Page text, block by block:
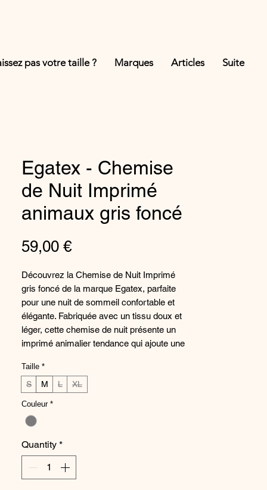
pas votre taille ? Marques Articles Suite
Egatex - Chemise
de Nuit Imprimé
animaux gris foncé
59,00 €Price
Découvrez la Chemise de Nuit Imprimé
gris foncé de la marque Egatex, parfaite
pour une nuit de sommeil confortable et
élégante. Fabriquée avec un tissu doux et
léger, cette chemise de nuit présente un
imprimé animalier tendance qui ajoute une
nuit. Sa couleur gris foncé est intemporelle
et polyvalente, tandis que sa coupe
à votre collection de lingerie pour un look
chic et moderne au moment de dormir.
Composition :
80% Coton
Taille *
S M L XL
Couleur *
Quantity *